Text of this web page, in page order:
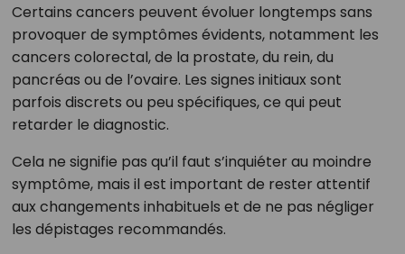
Certains cancers peuvent évoluer longtemps sans
provoquer de symptômes évidents, notamment les
cancers colorectal, de la prostate, du rein, du
pancréas ou de l’ovaire. Les signes initiaux sont
parfois discrets ou peu spécifiques, ce qui peut
retarder le diagnostic.
Cela ne signifie pas qu’il faut s’inquiéter au moindre
symptôme, mais il est important de rester attentif
aux changements inhabituels et de ne pas négliger
les dépistages recommandés.